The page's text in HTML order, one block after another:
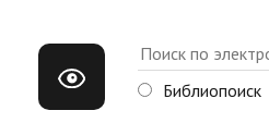
Библиопоиск